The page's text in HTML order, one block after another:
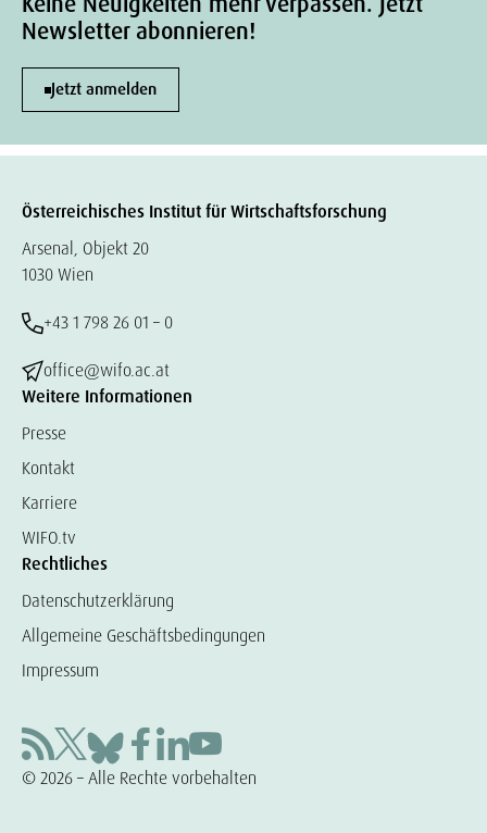
Newsletter abonnieren!
Jetzt anmelden
Österreichisches Institut für Wirtschaftsforschung
Arsenal, Objekt 20
1030 Wien
+43 1 798 26 01 – 0
office@wifo.ac.at
Weitere Informationen
Presse
Kontakt
Karriere
WIFO.tv
Rechtliches
Datenschutzerklärung
Allgemeine Geschäftsbedingungen
Impressum
© 2026 – Alle Rechte vorbehalten